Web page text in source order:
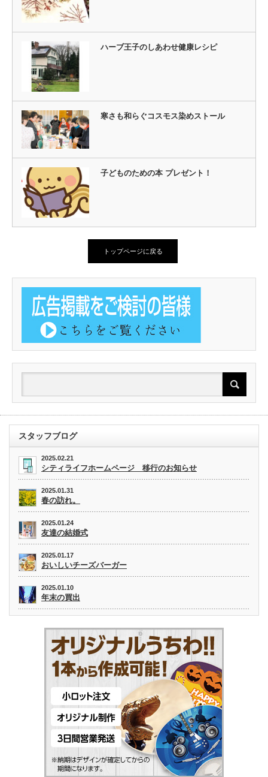
ハーブ王子のしあわせ健康レシピ
寒さも和らぐコスモス染めストール
子どものための本 プレゼント！
トップページに戻る
スタッフブログ
2025.02.21
シティライフホームページ 移行のお知らせ
2025.01.31
春の訪れ。
2025.01.24
友達の結婚式
2025.01.17
おいしいチーズバーガー
2025.01.10
年末の買出